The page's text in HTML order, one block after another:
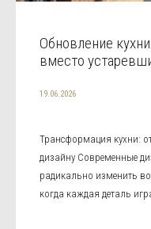
Обновление
вместо
19.06.2026
Трансформация кухни:
дизайну Современные
радикально изменить
когда каждая деталь